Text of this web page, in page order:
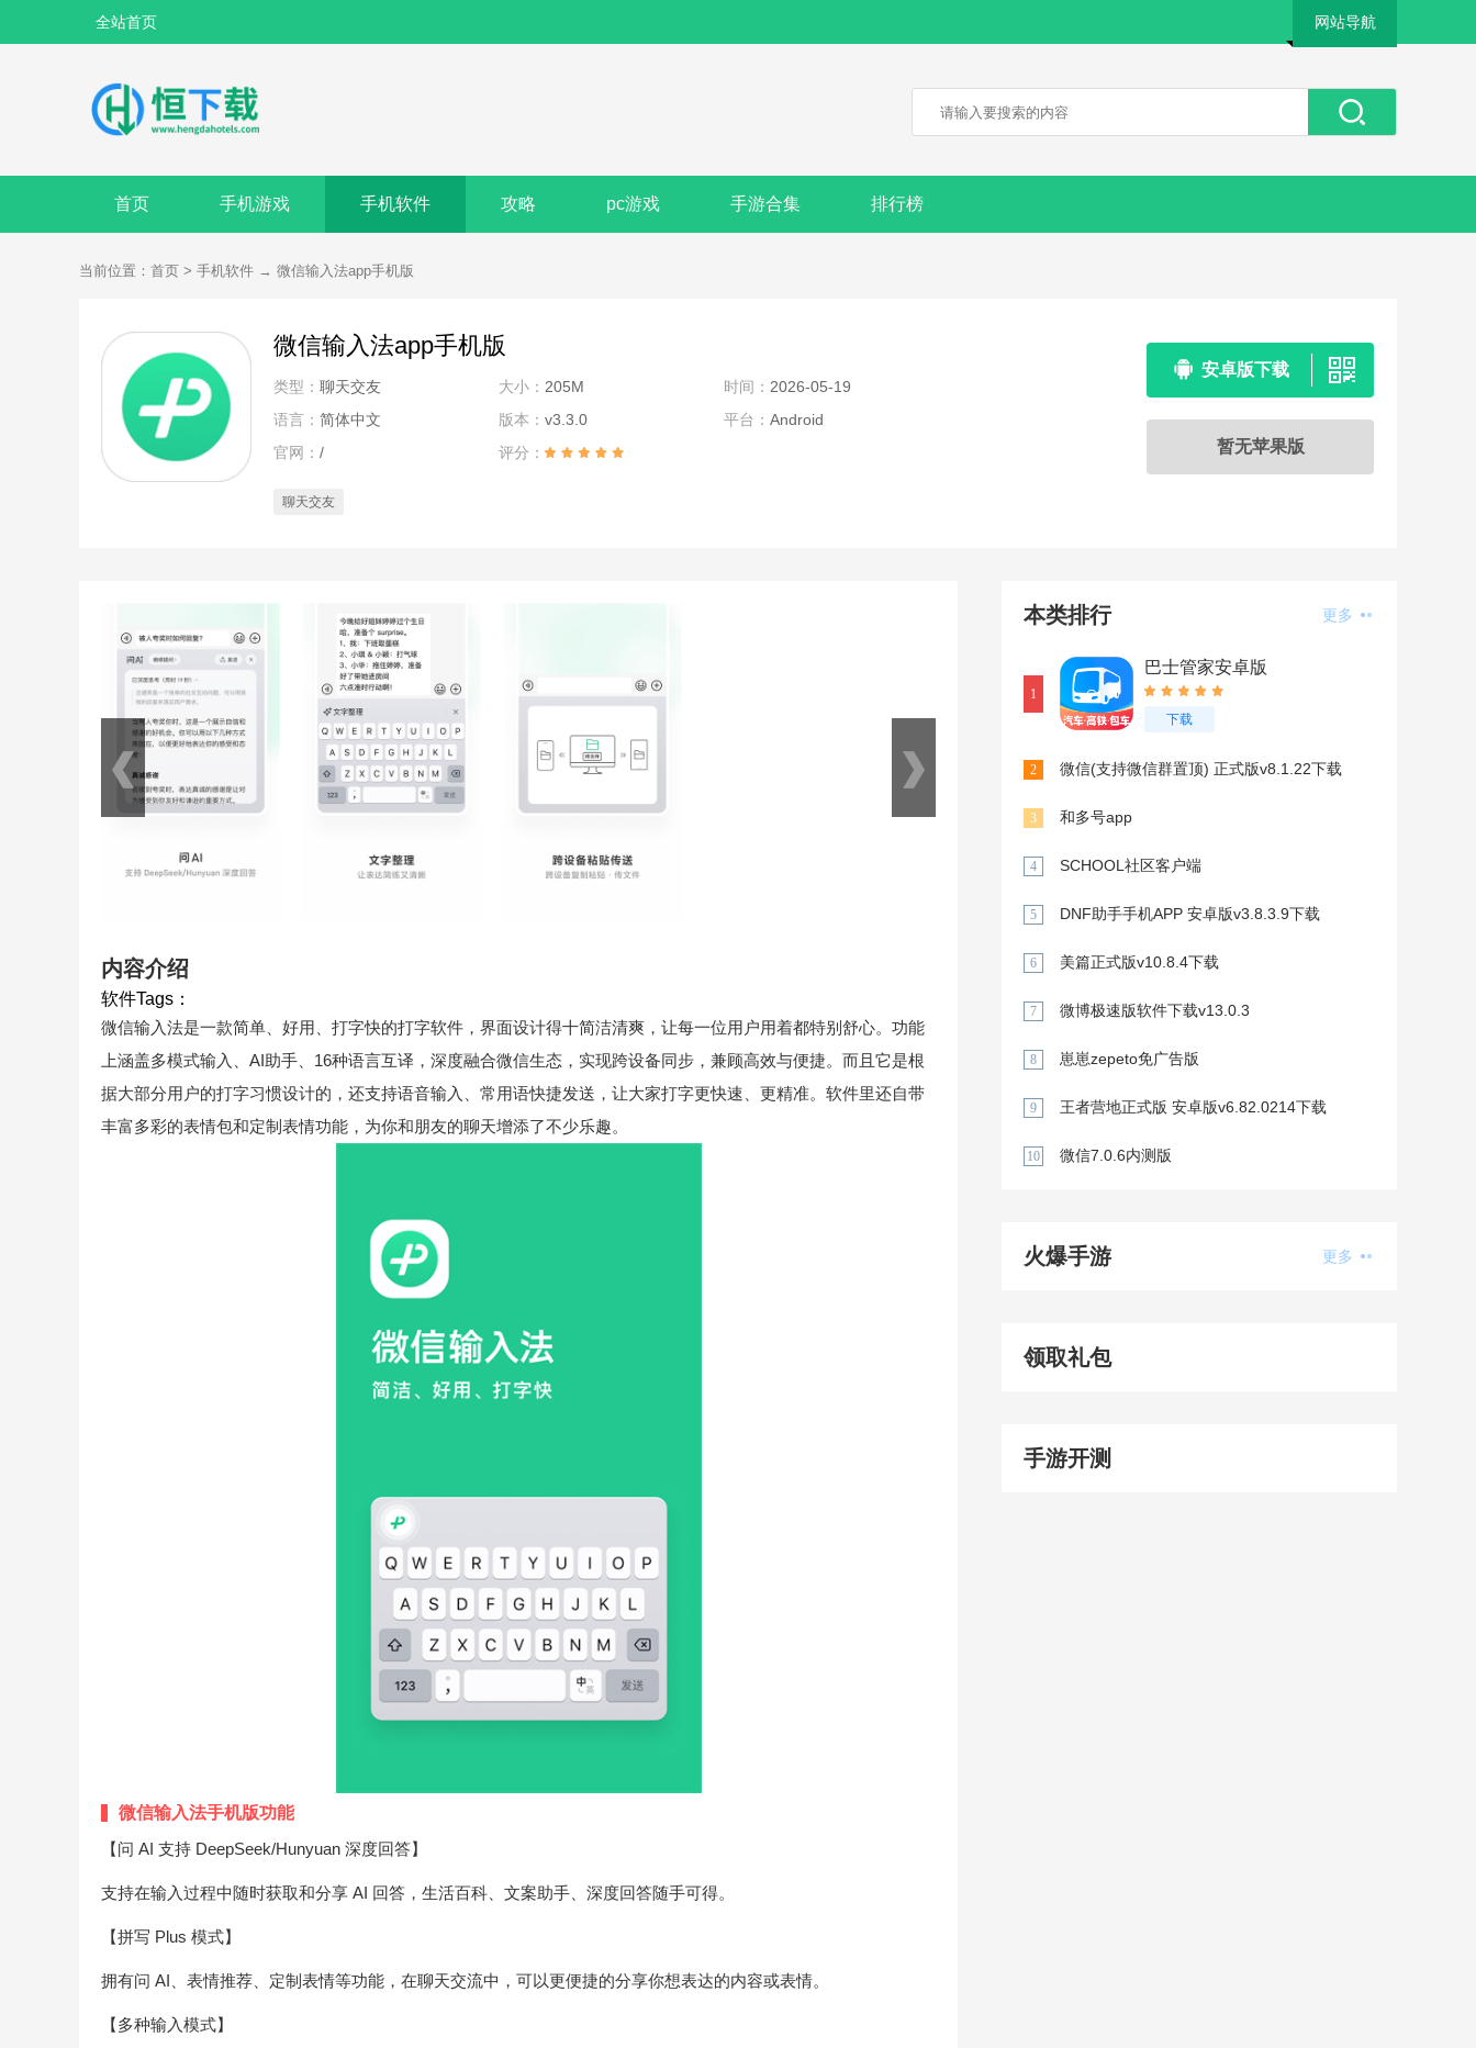
全站首页 网站导航
首页 手机游戏 手机软件 攻略 pc游戏 手游合集 排行榜
当前位置： 首页 > 手机软件 → 微信输入法app手机版
微信输入法app手机版
类型： 聊天交友 大小： 205M 时间： 2026-05-19
语言： 简体中文 版本： v3.3.0 平台： Android
官网： / 评分：
聊天交友
安卓版下载
暂无苹果版
内容介绍
软件Tags：
微信输入法是一款简单、好用、打字快的打字软件，界面设计得十简洁清爽，让每一位用户用着都特别舒心。功能
上涵盖多模式输入、AI助手、16种语言互译，深度融合微信生态，实现跨设备同步，兼顾高效与便捷。而且它是根
据大部分用户的打字习惯设计的，还支持语音输入、常用语快捷发送，让大家打字更快速、更精准。软件里还自带
丰富多彩的表情包和定制表情功能，为你和朋友的聊天增添了不少乐趣。
微信输入法手机版功能
【问 AI 支持 DeepSeek/Hunyuan 深度回答】
支持在输入过程中随时获取和分享 AI 回答，生活百科、文案助手、深度回答随手可得。
【拼写 Plus 模式】
拥有问 AI、表情推荐、定制表情等功能，在聊天交流中，可以更便捷的分享你想表达的内容或表情。
【多种输入模式】
本类排行 更多
1
巴士管家安卓版
下载
2 微信(支持微信群置顶) 正式版v8.1.22下载
3 和多号app
4 SCHOOL社区客户端
5 DNF助手手机APP 安卓版v3.8.3.9下载
6 美篇正式版v10.8.4下载
7 微博极速版软件下载v13.0.3
8 崽崽zepeto免广告版
9 王者营地正式版 安卓版v6.82.0214下载
10 微信7.0.6内测版
火爆手游 更多
领取礼包
手游开测